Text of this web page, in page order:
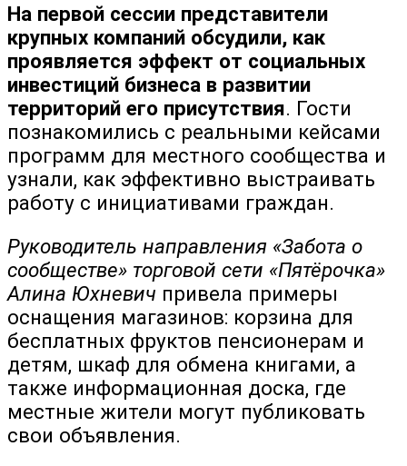
На первой сессии представители
крупных компаний обсудили, как
проявляется эффект от социальных
инвестиций бизнеса в развитии
территорий его присутствия. Гости
познакомились с реальными кейсами
программ для местного сообщества и
узнали, как эффективно выстраивать
работу с инициативами граждан.
Руководитель направления «Забота о
сообществе» торговой сети «Пятёрочка»
Алина Юхневич привела примеры
оснащения магазинов: корзина для
бесплатных фруктов пенсионерам и
детям, шкаф для обмена книгами, а
также информационная доска, где
местные жители могут публиковать
свои объявления.